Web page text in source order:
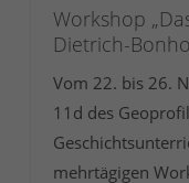
Workshop
Dietrich-
Vom 22. bis 26.
11d des
mehrtägigen